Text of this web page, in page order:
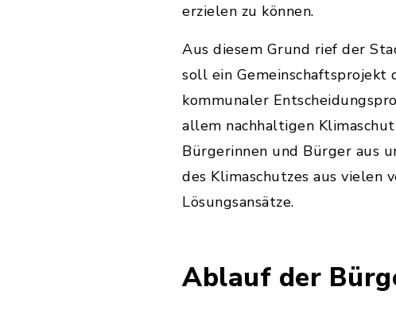
erzielen zu können.
Aus diesem Grund rief der
soll ein Gemeinschaftsprojekt
kommunaler
allem nachhaltigen
Bürgerinnen und Bürger aus
des Klimaschutzes aus vielen
Lösungsansätze.
Ablauf der